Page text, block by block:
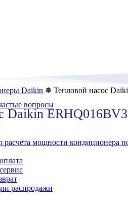
вопросы
расчёта мощности кондиционера
распродажи
Daikin ❅ Тепловой насос
Daikin ERHQ016BV3